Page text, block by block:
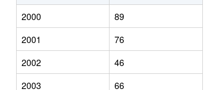
2000
89
2001
76
2002
46
2003
66